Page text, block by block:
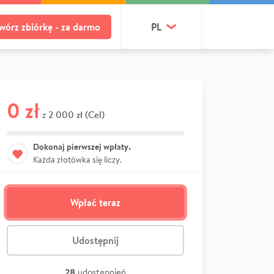
zbiórkę - za darmo PL
0 zł z 2 000 zł (Cel)
Dokonaj pierwszej wpłaty.
Każda złotówka się liczy.
Wpłać teraz
Udostępnij